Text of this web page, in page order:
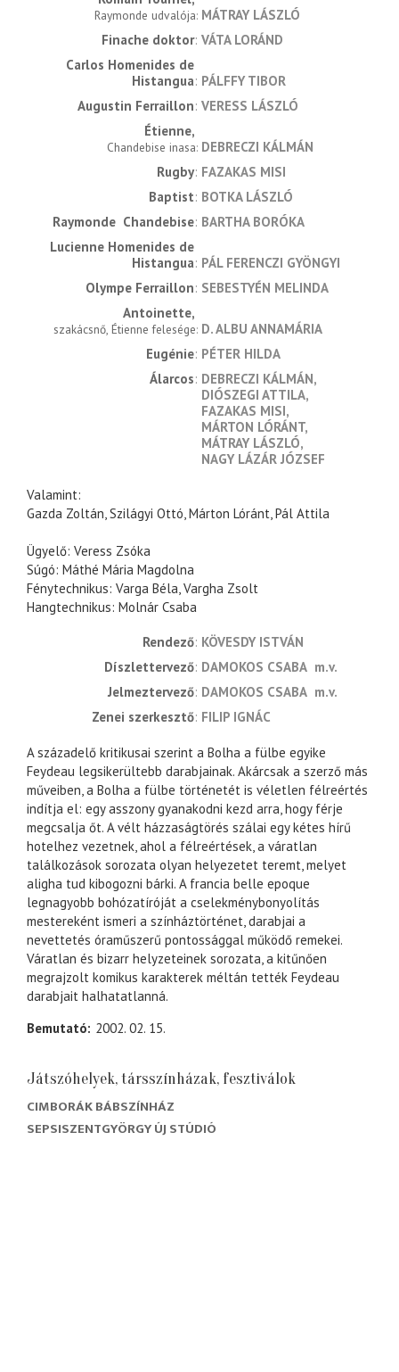
Raymonde udvalója MÁTRAY LÁSZLÓ
Finache doktor VÁTA LORÁND
Carlos Homenides de
Histangua PÁLFFY TIBOR
Augustin Ferraillon VERESS LÁSZLÓ
Étienne
Chandebise inasa DEBRECZI KÁLMÁN
Rugby FAZAKAS MISI
Baptist BOTKA LÁSZLÓ
Raymonde  Chandebise BARTHA BORÓKA
Lucienne Homenides de
Histangua PÁL FERENCZI GYÖNGYI
Olympe Ferraillon SEBESTYÉN MELINDA
Antoinette
szakácsnő, Étienne felesége D. ALBU ANNAMÁRIA
Eugénie PÉTER HILDA
Álarcos DEBRECZI KÁLMÁN
DIÓSZEGI ATTILA
FAZAKAS MISI
MÁRTON LÓRÁNT
MÁTRAY LÁSZLÓ
NAGY LÁZÁR JÓZSEF
Valamint:
Gazda Zoltán, Szilágyi Ottó, Márton Lóránt, Pál Attila
Ügyelő: Veress Zsóka
Súgó: Máthé Mária Magdolna
Fénytechnikus: Varga Béla, Vargha Zsolt
Hangtechnikus: Molnár Csaba
rendező KÖVESDY ISTVÁN
díszlettervező DAMOKOS CSABA m.v.
jelmeztervező DAMOKOS CSABA m.v.
zenei szerkesztő FILIP IGNÁC
A századelő kritikusai szerint a Bolha a fülbe egyike
Feydeau legsikerültebb darabjainak. Akárcsak a szerző más
műveiben, a Bolha a fülbe történetét is véletlen félreértés
indítja el: egy asszony gyanakodni kezd arra, hogy férje
megcsalja őt. A vélt házzaságtörés szálai egy kétes hírű
hotelhez vezetnek, ahol a félreértések, a váratlan
találkozások sorozata olyan helyezetet teremt, melyet
aligha tud kibogozni bárki. A francia belle epoque
legnagyobb bohózatíróját a cselekménybonyolítás
mestereként ismeri a színháztörténet, darabjai a
nevettetés óraműszerű pontossággal működő remekei.
Váratlan és bizarr helyzeteinek sorozata, a kitűnően
megrajzolt komikus karakterek méltán tették Feydeau
darabjait halhatatlanná.
Bemutató 2002. 02. 15.
Játszóhelyek, társszínházak, fesztiválok
CIMBORÁK BÁBSZÍNHÁZ
SEPSISZENTGYÖRGY ÚJ STÚDIÓ